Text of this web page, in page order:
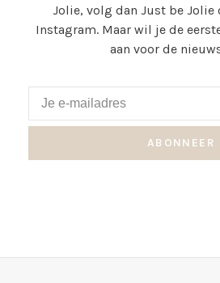
Jolie, volg dan Just be Jolie
Instagram. Maar wil je de
aan voor de
ABONNEER